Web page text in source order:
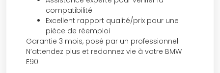
compatibilité
Excellent rapport qualité/prix pour une
pièce de réemploi
Garantie 3 mois, posé par un professionnel.
N’attendez plus et redonnez vie à votre BMW
E90 !